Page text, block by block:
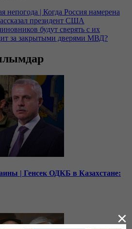
непогода | Когда Россия намерена
президент США
будут сверять с их
за закрытыми дверями МВД?
| Генсек ОДКБ в Казахстане:
×